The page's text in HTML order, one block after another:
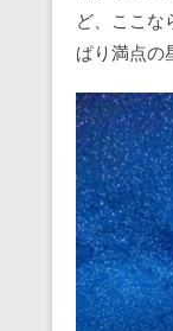
ど、ここな
ぱり満点の